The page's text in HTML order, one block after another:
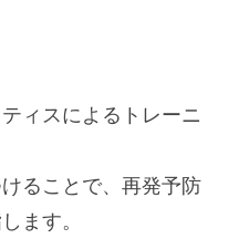
ィスによるトレーニ
ることで、再発予防
ます。